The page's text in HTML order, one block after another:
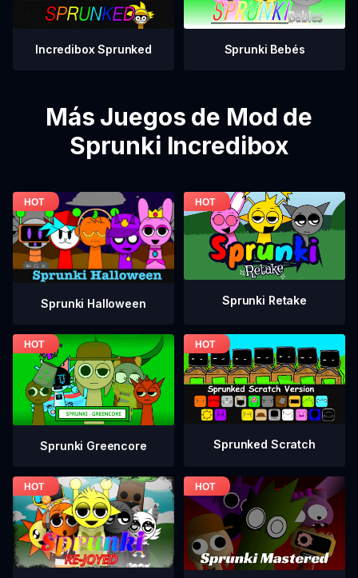
Incredibox Sprunked Sprunki Bebés
Más Juegos de Mod de
Sprunki Incredibox
Sprunki Halloween Sprunki Retake
Sprunki Greencore Sprunked Scratch